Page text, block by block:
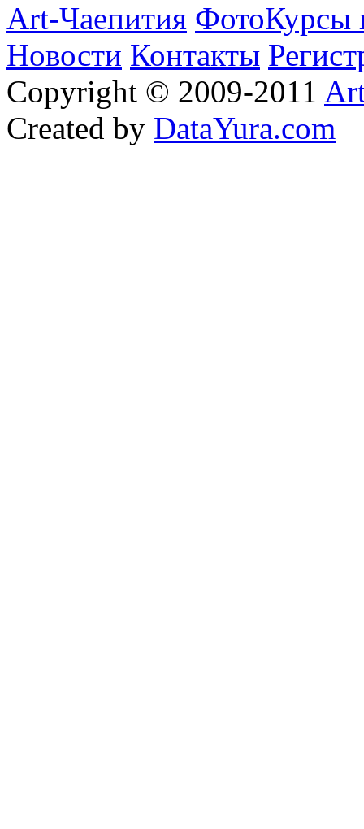
Art-Чаепития ФотоКурсы
Новости Контакты
Copyright © 2009-2011
Created by DataYura.com